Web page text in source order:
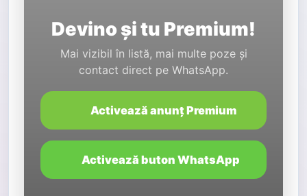
Devino și tu Premium!
Mai vizibil în listă, mai multe poze și
contact direct pe WhatsApp.
Activează anunț Premium
Activează buton WhatsApp